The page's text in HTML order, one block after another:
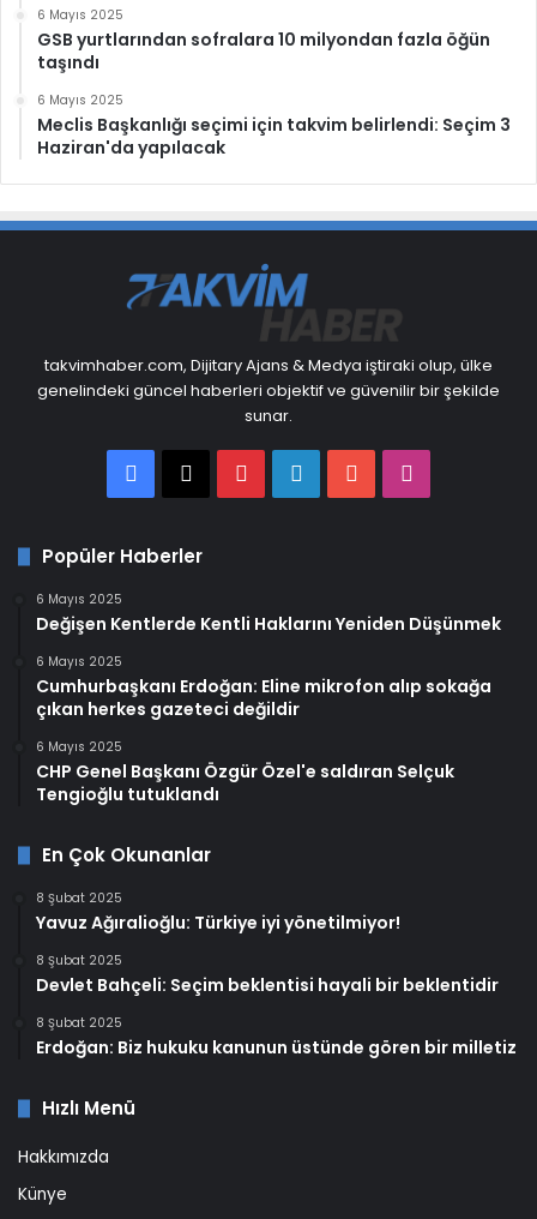
6 Mayıs 2025
GSB yurtlarından sofralara 10 milyondan fazla öğün
taşındı
6 Mayıs 2025
Meclis Başkanlığı seçimi için takvim belirlendi: Seçim 3
Haziran'da yapılacak
takvimhaber.com, Dijitary Ajans & Medya iştiraki olup, ülke
genelindeki güncel haberleri objektif ve güvenilir bir şekilde
sunar.
Facebook
X PinterestLinkedInYouTube
Popüler Haberler
6 Mayıs 2025
Değişen Kentlerde Kentli Haklarını Yeniden Düşünmek
6 Mayıs 2025
Cumhurbaşkanı Erdoğan: Eline mikrofon alıp sokağa
çıkan herkes gazeteci değildir
6 Mayıs 2025
CHP Genel Başkanı Özgür Özel'e saldıran Selçuk
Tengioğlu tutuklandı
En Çok Okunanlar
8 Şubat 2025
Yavuz Ağıralioğlu: Türkiye iyi yönetilmiyor!
8 Şubat 2025
Devlet Bahçeli: Seçim beklentisi hayali bir beklentidir
8 Şubat 2025
Erdoğan: Biz hukuku kanunun üstünde gören bir milletiz
Hızlı Menü
Hakkımızda
Künye